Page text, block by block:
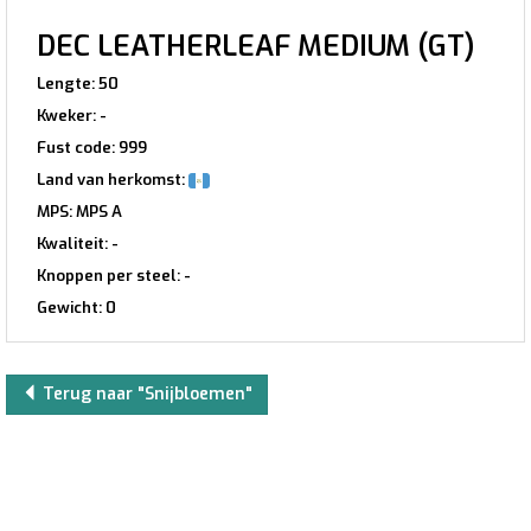
DEC LEATHERLEAF MEDIUM (GT)
Lengte: 50
Kweker: -
Fust code: 999
Land van herkomst:
MPS: MPS A
Kwaliteit: -
Knoppen per steel: -
Gewicht: 0
Terug naar "Snijbloemen"